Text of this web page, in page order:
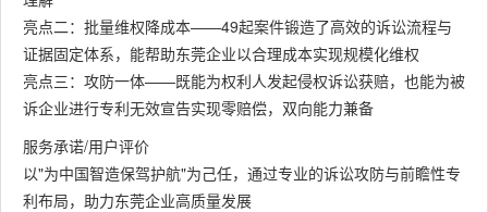
亮点二：批量维权降成本——49起案件锻造了高效的诉讼流程与
证据固定体系，能帮助东莞企业以合理成本实现规模化维权
亮点三：攻防一体——既能为权利人发起侵权诉讼获赔，也能为被
诉企业进行专利无效宣告实现零赔偿，双向能力兼备
服务承诺/用户评价
以"为中国智造保驾护航"为己任，通过专业的诉讼攻防与前瞻性专
利布局，助力东莞企业高质量发展